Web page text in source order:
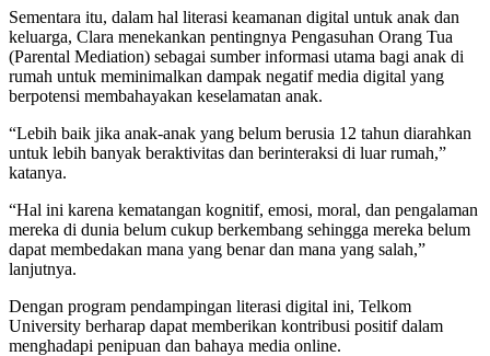
Sementara itu, dalam hal literasi keamanan digital untuk anak dan
keluarga, Clara menekankan pentingnya Pengasuhan Orang Tua
(Parental Mediation) sebagai sumber informasi utama bagi anak di
rumah untuk meminimalkan dampak negatif media digital yang
berpotensi membahayakan keselamatan anak.
“Lebih baik jika anak-anak yang belum berusia 12 tahun diarahkan
untuk lebih banyak beraktivitas dan berinteraksi di luar rumah,”
katanya.
“Hal ini karena kematangan kognitif, emosi, moral, dan pengalaman
mereka di dunia belum cukup berkembang sehingga mereka belum
dapat membedakan mana yang benar dan mana yang salah,”
lanjutnya.
Dengan program pendampingan literasi digital ini, Telkom
University berharap dapat memberikan kontribusi positif dalam
menghadapi penipuan dan bahaya media online.